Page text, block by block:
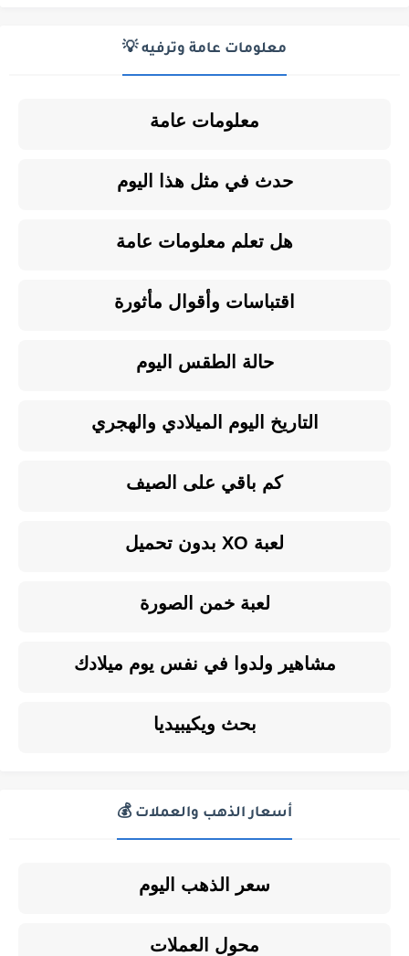
معلومات عامة وترفيه 💡
معلومات عامة
حدث في مثل هذا اليوم
هل تعلم معلومات عامة
اقتباسات وأقوال مأثورة
حالة الطقس اليوم
التاريخ اليوم الميلادي والهجري
كم باقي على الصيف
لعبة XO بدون تحميل
لعبة خمن الصورة
مشاهير ولدوا في نفس يوم ميلادك
بحث ويكيبيديا
أسعار الذهب والعملات 💰
سعر الذهب اليوم
محول العملات